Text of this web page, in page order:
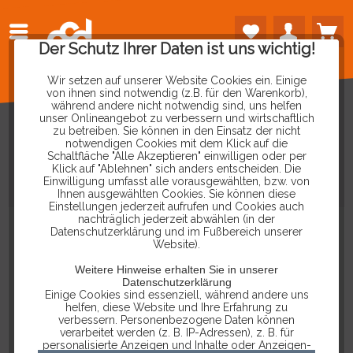
Der Schutz Ihrer Daten ist uns wichtig!
Wir setzen auf unserer Website Cookies ein. Einige
von ihnen sind notwendig (z.B. für den Warenkorb),
während andere nicht notwendig sind, uns helfen
unser Onlineangebot zu verbessern und wirtschaftlich
zu betreiben. Sie können in den Einsatz der nicht
notwendigen Cookies mit dem Klick auf die
Schaltfläche "Alle Akzeptieren" einwilligen oder per
Klick auf "Ablehnen" sich anders entscheiden. Die
Einwilligung umfasst alle vorausgewählten, bzw. von
Ihnen ausgewählten Cookies. Sie können diese
Einstellungen jederzeit aufrufen und Cookies auch
nachträglich jederzeit abwählen (in der
Datenschutzerklärung und im Fußbereich unserer
Website).
Weitere Hinweise erhalten Sie in unserer
Datenschutzerklärung
Einige Cookies sind essenziell, während andere uns
helfen, diese Website und Ihre Erfahrung zu
verbessern. Personenbezogene Daten können
verarbeitet werden (z. B. IP-Adressen), z. B. für
personalisierte Anzeigen und Inhalte oder Anzeigen-
USB 2.0 KABEL, USB C AUF USB
STECKER 3 M